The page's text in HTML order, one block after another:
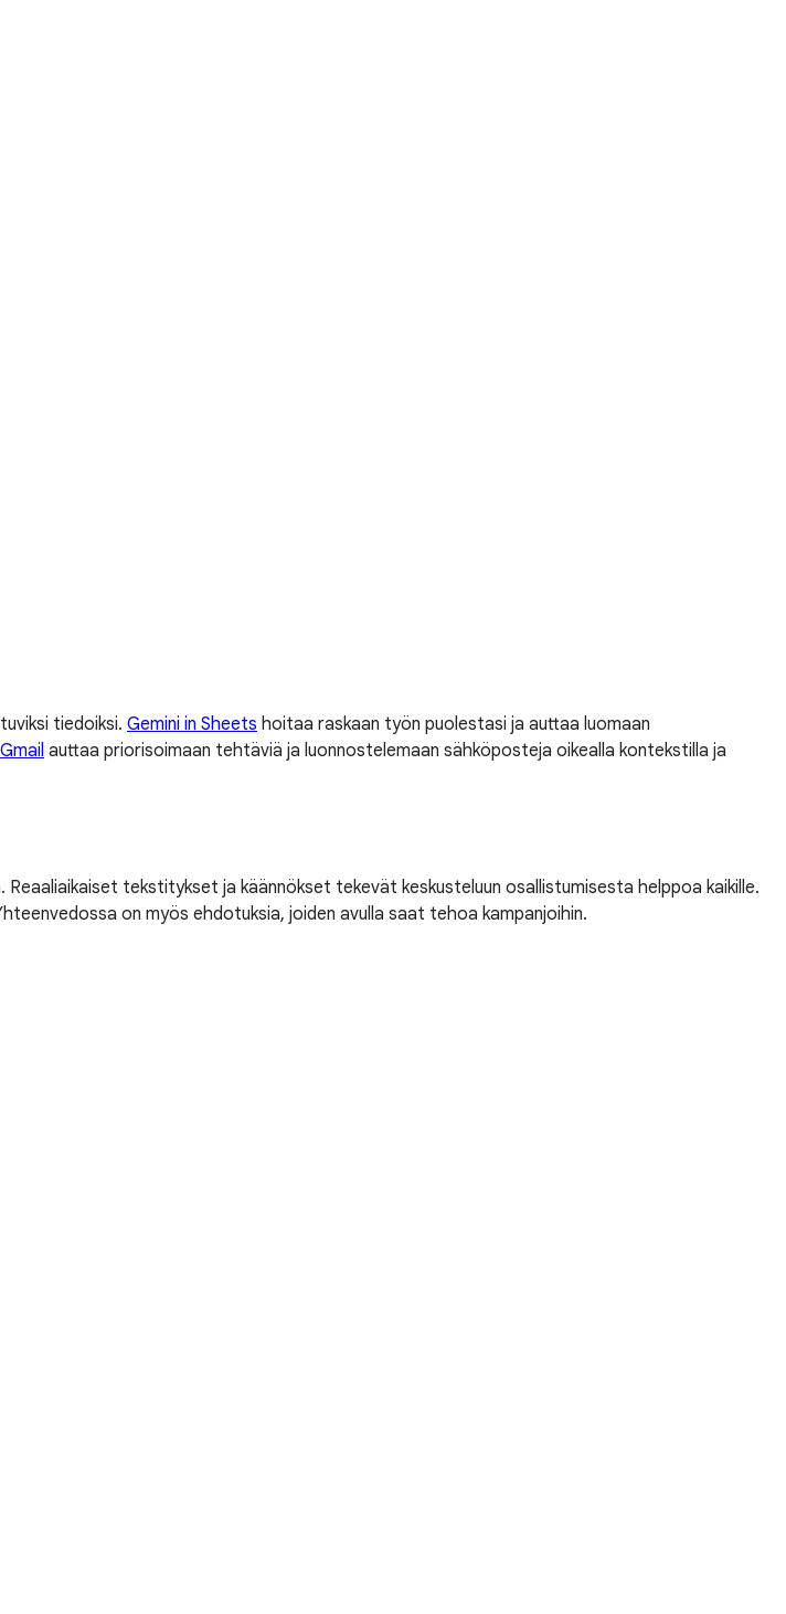
tiedoiksi. Gemini in Sheets hoitaa raskaan työn puolestasi ja auttaa luomaan
auttaa priorisoimaan tehtäviä ja luonnostelemaan sähköposteja oikealla kontekstilla ja
tekstitykset ja käännökset tekevät keskusteluun osallistumisesta helppoa kaikille.
on myös ehdotuksia, joiden avulla saat tehoa kampanjoihin.